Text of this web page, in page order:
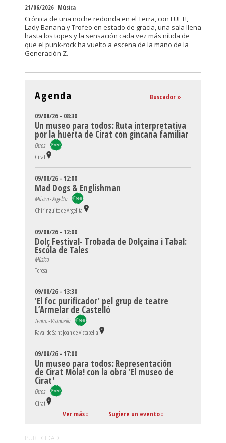
21/06/2026-Música
Crónica de una noche redonda en el Terra, con FUET!,
Lady Banana y Trofeo en estado de gracia, una sala llena
hasta los topes y la sensación cada vez más nítida de
que el punk-rock ha vuelto a escena de la mano de la
Generación Z.
Agenda Buscador »
09/08/26 - 08:30
Un museo para todos: Ruta interpretativa
por la huerta de Cirat con gincana familiar
Otros
Cirat
09/08/26 - 12:00
Mad Dogs & Englishman
Música - Argelita
Chiringuito de Argelita
09/08/26 - 12:00
Dolç Festival- Trobada de Dolçaina i Tabal:
Escola de Tales
Música
Teresa
09/08/26 - 13:30
'El foc purificador' pel grup de teatre
L’Armelar de Castelló
Teatro - Vistabella
Raval de Sant Joan de Vistabella
09/08/26 - 17:00
Un museo para todos: Representación
de Cirat Mola! con la obra 'El museo de
Cirat'
Otros
Cirat
Ver más» Sugiere un evento»
PUBLICIDAD